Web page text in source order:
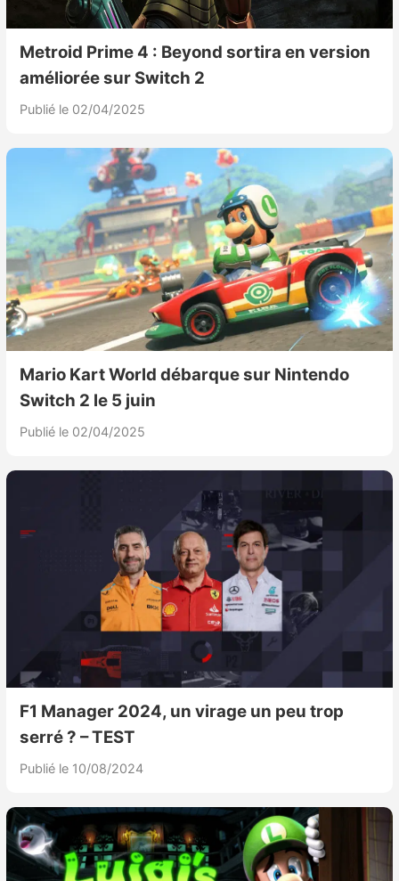
Metroid Prime 4 : Beyond sortira en version
améliorée sur Switch 2
Publié le 02/04/2025
Mario Kart World débarque sur Nintendo
Switch 2 le 5 juin
Publié le 02/04/2025
F1 Manager 2024, un virage un peu trop
serré ? – TEST
Publié le 10/08/2024